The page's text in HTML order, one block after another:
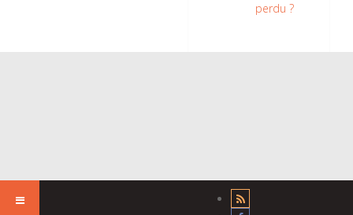
perdu ?